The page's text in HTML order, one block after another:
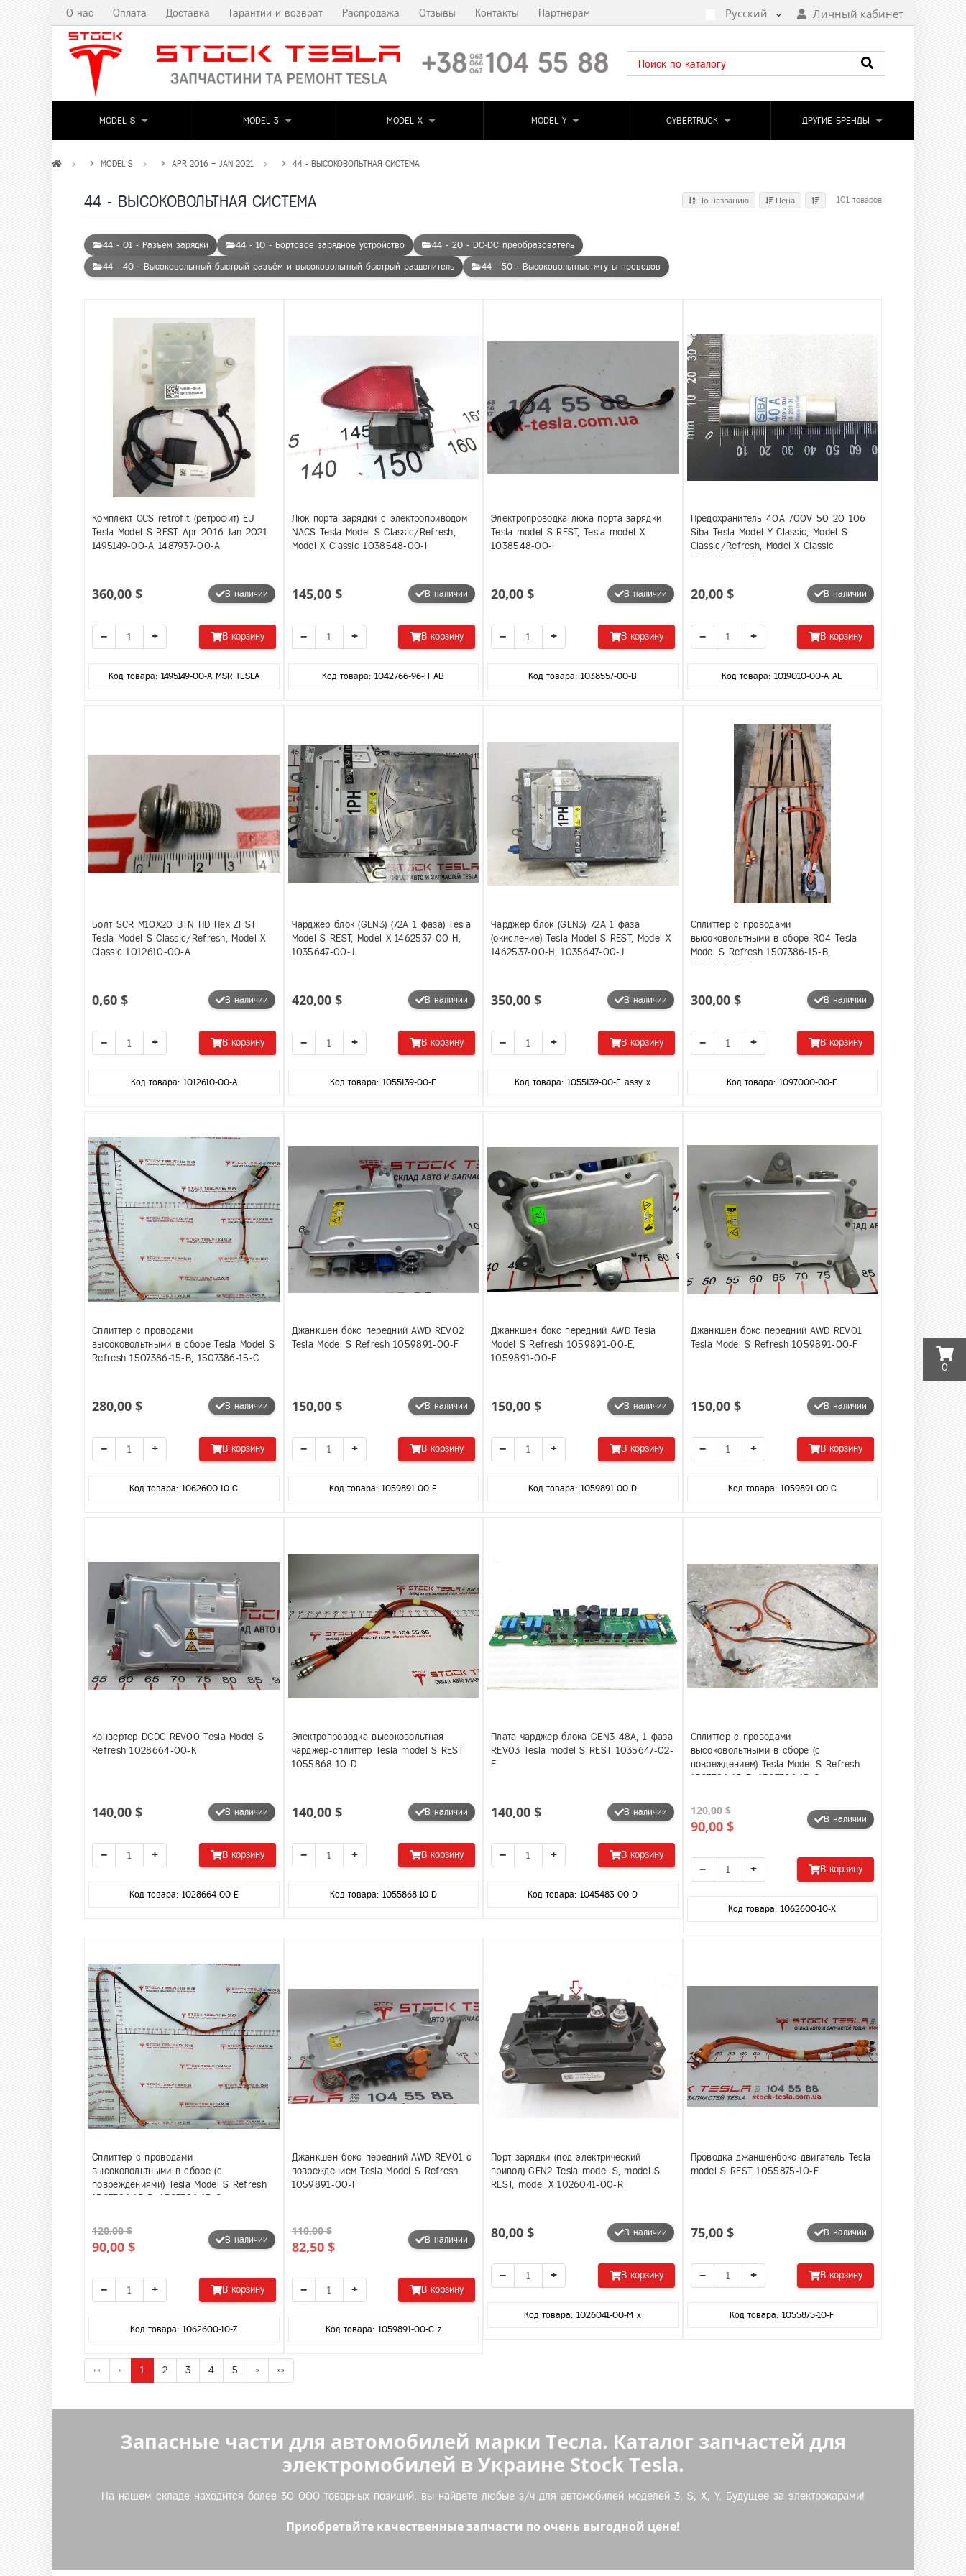
0
О нас Оплата Доставка Гарантии и возврат Распродажа Отзывы Контакты Партнерам Русский Личный кабинет
MODEL S MODEL 3 MODEL X MODEL Y CYBERTRUCK ДРУГИЕ БРЕНДЫ
MODEL S APR 2016 – JAN 2021 44 - ВЫСОКОВОЛЬТНАЯ СИСТЕМА
44 - ВЫСОКОВОЛЬТНАЯ СИСТЕМА По названию Цена 101 товаров
44 - 01 - Разъём зарядки 44 - 10 - Бортовое зарядное устройство 44 - 20 - DC-DC преобразователь
44 - 40 - Высоковольтный быстрый разъём и высоковольтный быстрый разделитель 44 - 50 - Высоковольтные жгуты проводов
Комплект CCS retrofit (ретрофит) EU
Tesla Model S REST Apr 2016-Jan 2021
1495149-00-A 1487937-00-A
360,00 $ В наличии
− + В корзину
Код товара: 1495149-00-A MSR TESLA
Люк порта зарядки с электроприводом
NACS Tesla Model S Classic/Refresh,
Model X Classic 1038548-00-I
145,00 $ В наличии
− + В корзину
Код товара: 1042766-96-H AB
Электропроводка люка порта зарядки
Tesla model S REST, Tesla model X
1038548-00-I
20,00 $ В наличии
− + В корзину
Код товара: 1038557-00-B
Предохранитель 40A 700V 50 20 106
Siba Tesla Model Y Classic, Model S
Classic/Refresh, Model X Classic
1019010-00-A
20,00 $ В наличии
− + В корзину
Код товара: 1019010-00-A AE
Болт SCR M10X20 BTN HD Hex ZI ST
Tesla Model S Classic/Refresh, Model X
Classic 1012610-00-A
0,60 $ В наличии
− + В корзину
Код товара: 1012610-00-A
Чарджер блок (GEN3) (72A 1 фаза) Tesla
Model S REST, Model X 1462537-00-H,
1035647-00-J
420,00 $ В наличии
− + В корзину
Код товара: 1055139-00-E
Чарджер блок (GEN3) 72A 1 фаза
(окисление) Tesla Model S REST, Model X
1462537-00-H, 1035647-00-J
350,00 $ В наличии
− + В корзину
Код товара: 1055139-00-E assy x
Сплиттер с проводами
высоковольтными в сборе R04 Tesla
Model S Refresh 1507386-15-B,
1507386-15-C
300,00 $ В наличии
− + В корзину
Код товара: 1097000-00-F
Сплиттер с проводами
высоковольтными в сборе Tesla Model S
Refresh 1507386-15-B, 1507386-15-C
280,00 $ В наличии
− + В корзину
Код товара: 1062600-10-C
Джанкшен бокс передний AWD REV02
Tesla Model S Refresh 1059891-00-F
150,00 $ В наличии
− + В корзину
Код товара: 1059891-00-E
Джанкшен бокс передний AWD Tesla
Model S Refresh 1059891-00-E,
1059891-00-F
150,00 $ В наличии
− + В корзину
Код товара: 1059891-00-D
Джанкшен бокс передний AWD REV01
Tesla Model S Refresh 1059891-00-F
150,00 $ В наличии
− + В корзину
Код товара: 1059891-00-C
Конвертер DCDC REV00 Tesla Model S
Refresh 1028664-00-K
140,00 $ В наличии
− + В корзину
Код товара: 1028664-00-E
Электропроводка высоковольтная
чарджер-сплиттер Tesla model S REST
1055868-10-D
140,00 $ В наличии
− + В корзину
Код товара: 1055868-10-D
Плата чарджер блока GEN3 48A, 1 фаза
REV03 Tesla model S REST 1035647-02-
F
140,00 $ В наличии
− + В корзину
Код товара: 1045483-00-D
Сплиттер с проводами
высоковольтными в сборе (с
повреждением) Tesla Model S Refresh
1507386-15-B, 1507386-15-C
120,00 $
90,00 $ В наличии
− + В корзину
Код товара: 1062600-10-X
Сплиттер с проводами
высоковольтными в сборе (с
повреждениями) Tesla Model S Refresh
1507386-15-B, 1507386-15-C
120,00 $
90,00 $ В наличии
− + В корзину
Код товара: 1062600-10-Z
Джанкшен бокс передний AWD REV01 с
повреждением Tesla Model S Refresh
1059891-00-F
110,00 $
82,50 $ В наличии
− + В корзину
Код товара: 1059891-00-C z
Порт зарядки (под электрический
привод) GEN2 Tesla model S, model S
REST, model X 1026041-00-R
80,00 $ В наличии
− + В корзину
Код товара: 1026041-00-M x
Проводка джаншенбокс-двигатель Tesla
model S REST 1055875-10-F
75,00 $ В наличии
− + В корзину
Код товара: 1055875-10-F
«« « 1 2 3 4 5 » »»
Запасные части для автомобилей марки Тесла. Каталог запчастей для
электромобилей в Украине Stock Tesla.
На нашем складе находится более 30 000 товарных позиций, вы найдете любые з/ч для автомобилей моделей 3, S, X, Y. Будущее за электрокарами!
Приобретайте качественные запчасти по очень выгодной цене!